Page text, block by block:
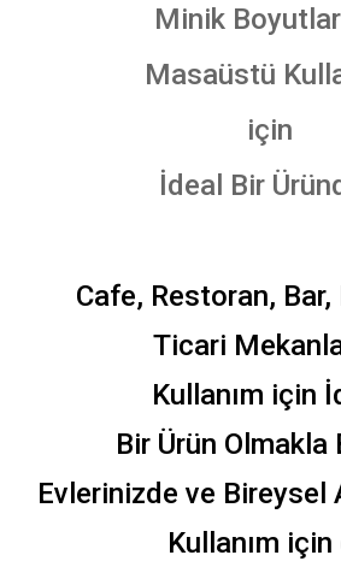
Minik
Masaüstü
için
İdeal Bir
Cafe, Restoran,
Ticari
Kullanım için
Bir Ürün Olmakla
Evlerinizde ve Bireysel
Kullanım için